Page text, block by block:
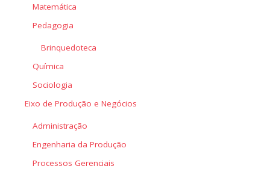
Matemática
Pedagogia
Brinquedoteca
Química
Sociologia
Eixo de Produção e Negócios
Administração
Engenharia da Produção
Processos Gerenciais